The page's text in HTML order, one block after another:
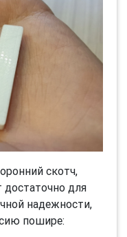
скотч,
для
надежности,
пошире: